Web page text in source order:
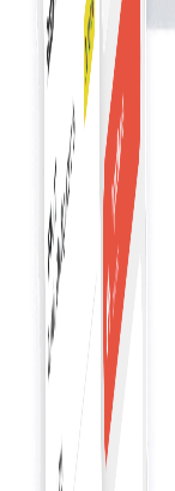
เชื่อมโยงบประมาณหรือ
เชื่อมโยงบประมา
ทำให้การจัดการก
ทรัพยากรอย่างมีปร
เช็คเอาต์ช้อปปิ้งองค์กร
ทำให้การซื้อของ
เพิ่มผลิตภาพและท